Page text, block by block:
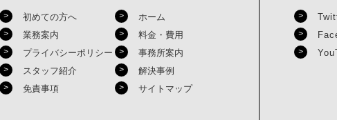
初めての方へ
ホーム
業務案内
料金・費用
プライバシーポリシー
事務所案内
スタッフ紹介
解決事例
免責事項
サイトマップ